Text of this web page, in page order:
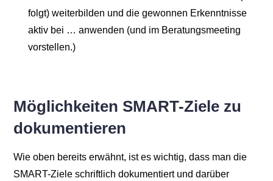
folgt) weiterbilden und die gewonnen Erkenntnisse
aktiv bei … anwenden (und im Beratungsmeeting
vorstellen.)
Möglichkeiten SMART-Ziele zu
dokumentieren
Wie oben bereits erwähnt, ist es wichtig, dass man die
SMART-Ziele schriftlich dokumentiert und darüber